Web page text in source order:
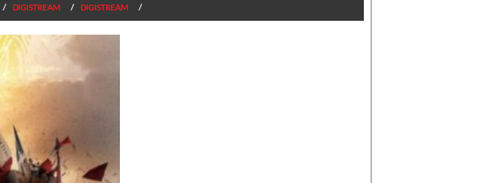
DIGISTREAM DIGISTREAM